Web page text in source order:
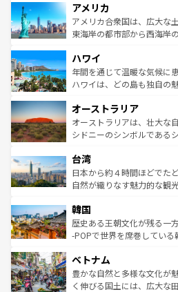
ンツ一覧を参照してほしい。
の建物がそのまま残る町や
博物館もあり、アルプス観
ことができる。国民の所得
ば市内交通費無料で観光を楽しむ
着のスイス情報はコンテン
アメリカ
アメリカ合衆国は、広大な
東海岸の都市部から西海岸
のような巨大都市は、観光
ンメントが詰まった刺激的
西部には大自然が広がり、
部のニューオーリンズでは
文化が魅力。旅行者はアメ
しみながら、その多様性と
ならではの贅沢な旅のスタイルだ。 なお、新
情報はコンテンツ一覧を参
ハワイ
年間を通じて温暖な気候に
ハワイは、どの島も独自の
ワイ島は見逃せない。また
島だが、静かな自然を求め
おすすめ。エメラルドグリ
れるおもてなしの心で訪れ
人々、おいしいローカルフ
ク、伝統的なフラダンスな
ワイを、存分に味わってほしい。 なお、新着のハ
はコンテンツ一覧を参照し
オーストラリア
オーストラリアは、壮大な
シドニーのシンボルである
リアリーフや大陸中央部に
ク）、タスマニアの美しい
ど、見どころがたくさん。
いる。アクティビティも充
ビング、ハイキングなど、
い。オーストラリアの多彩
参照してほしい。
台湾
日本から約４時間ほどでた
自然が織りなす魅力的な観
ン）、静ひつな山岳地帯で
と山間の静けさが共存して
驚きをもたらしてくれる。
容にもいいと評判のスイー
が味わえる。 なお、
照してほしい。
韓国
歴史ある王朝文化が残る一
-POPで世界を席巻してい
き、地方に足を延ばせば四
できる。そして、キムチや
まで、さまざまな韓国料理
ベトナム
豊かな自然と多様な文化が
く伸びる国土には、広大な